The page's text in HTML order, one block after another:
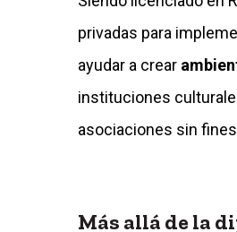
privadas para
ayudar a crear
instituciones
asociaciones sin
Más allá de la